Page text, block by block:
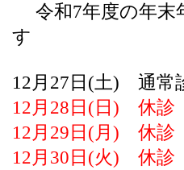
令和7年度の年末
す
12月27日(土) 通常
12月28日(日) 休診
12月29日(月) 休診
12月30日(火) 休診